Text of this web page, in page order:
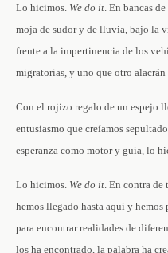
Lo hicimos. We do it. En bancas
moja de sudor y de lluvia, bajo la
frente a la impertinencia de los
migratorias, y uno que otro
Con el rojizo regalo de un espejo
entusiasmo que creíamos
esperanza como motor y guía, lo
Lo hicimos. We do it. En contra de
hemos llegado hasta aquí y hemos
para encontrar realidades de
los ha encontrado, la palabra ha